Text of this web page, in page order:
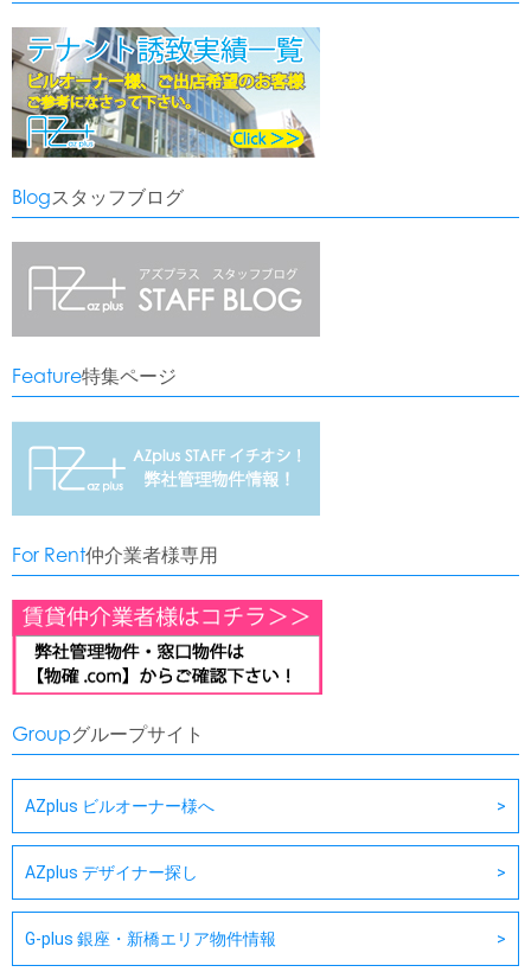
Blogスタッフブログ
Feature特集ページ
For Rent仲介業者様専用
Groupグループサイト
AZplus ビルオーナー様へ
AZplus デザイナー探し
G-plus 銀座・新橋エリア物件情報